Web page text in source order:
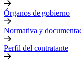
Órganos de gobierno
Normativa y
Perfil del contratante